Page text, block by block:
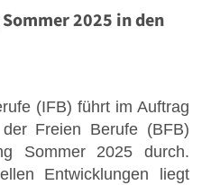
2025 in den
(IFB) führt im Auftrag
Freien Berufe (BFB)
Sommer 2025 durch.
Entwicklungen liegt